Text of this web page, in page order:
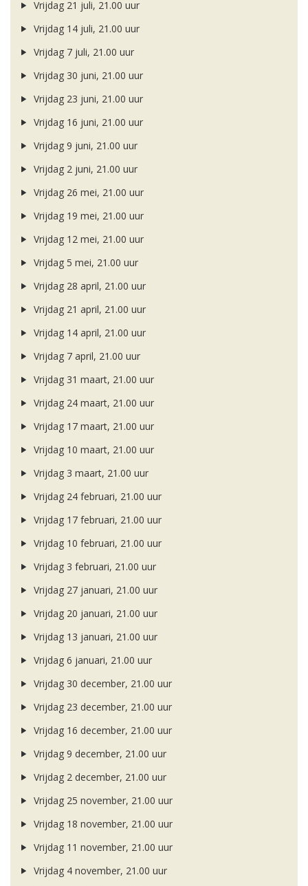
Vrijdag 21 juli, 21.00 uur
Vrijdag 14 juli, 21.00 uur
Vrijdag 7 juli, 21.00 uur
Vrijdag 30 juni, 21.00 uur
Vrijdag 23 juni, 21.00 uur
Vrijdag 16 juni, 21.00 uur
Vrijdag 9 juni, 21.00 uur
Vrijdag 2 juni, 21.00 uur
Vrijdag 26 mei, 21.00 uur
Vrijdag 19 mei, 21.00 uur
Vrijdag 12 mei, 21.00 uur
Vrijdag 5 mei, 21.00 uur
Vrijdag 28 april, 21.00 uur
Vrijdag 21 april, 21.00 uur
Vrijdag 14 april, 21.00 uur
Vrijdag 7 april, 21.00 uur
Vrijdag 31 maart, 21.00 uur
Vrijdag 24 maart, 21.00 uur
Vrijdag 17 maart, 21.00 uur
Vrijdag 10 maart, 21.00 uur
Vrijdag 3 maart, 21.00 uur
Vrijdag 24 februari, 21.00 uur
Vrijdag 17 februari, 21.00 uur
Vrijdag 10 februari, 21.00 uur
Vrijdag 3 februari, 21.00 uur
Vrijdag 27 januari, 21.00 uur
Vrijdag 20 januari, 21.00 uur
Vrijdag 13 januari, 21.00 uur
Vrijdag 6 januari, 21.00 uur
Vrijdag 30 december, 21.00 uur
Vrijdag 23 december, 21.00 uur
Vrijdag 16 december, 21.00 uur
Vrijdag 9 december, 21.00 uur
Vrijdag 2 december, 21.00 uur
Vrijdag 25 november, 21.00 uur
Vrijdag 18 november, 21.00 uur
Vrijdag 11 november, 21.00 uur
Vrijdag 4 november, 21.00 uur